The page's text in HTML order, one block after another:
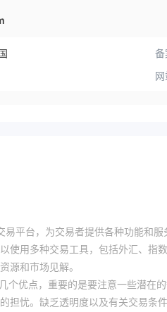
备
平台，为交易者提供各种功能和
使用多种交易工具，包括外汇、
源和市场见解。
个优点，重要的是要注意一些潜在
担忧。缺乏透明度以及有关交易